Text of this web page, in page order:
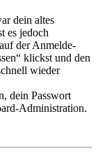
dein altes
es jedoch
der Anmelde-
klickst und den
wieder
dein Passwort
Administration.